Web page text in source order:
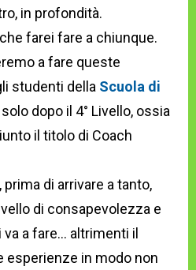
in profondità.
farei fare a chiunque.
a fare queste
studenti della Scuola di
solo dopo il 4° Livello, ossia
il titolo di Coach
di arrivare a tanto,
di consapevolezza e
a fare… altrimenti il
esperienze in modo non